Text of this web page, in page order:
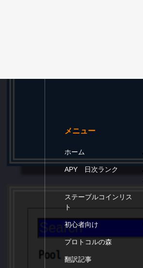
メニュー
ホーム
APY 日次ランク
ステーブルコインリス
ト
初心者向け
プロトコルの森
翻訳記事